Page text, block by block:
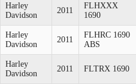
Harley
Davidson
2011
FLHXXX
1690
Harley
Davidson
2011
FLHRC 1690
ABS
Harley
Davidson
2011 FLTRX 1690